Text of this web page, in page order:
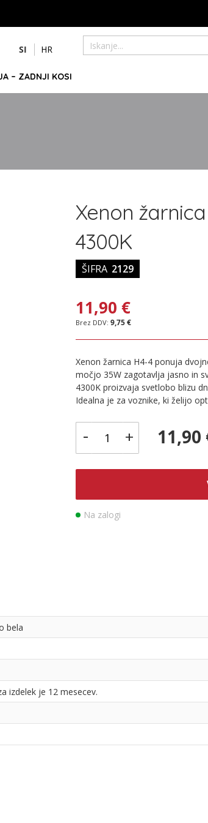
na
SI HR
– ZADNJI KOSI
Xenon
4300K
ŠIFRA 2129
11,90 €
9,75 €
Xenon žarnica H4-4 ponuja
močjo 35W zagotavlja jasno in
4300K proizvaja svetlobo blizu
Idealna je za voznike, ki želijo
- + 11,90
Na zalogi
bela
izdelek je 12 mesecev.